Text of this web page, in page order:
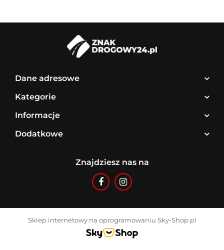
Dane adresowe
Kategorie
Informacje
Dodatkowe
Znajdziesz nas na
Sklep internetowy na oprogramowaniu Sky-Shop.pl